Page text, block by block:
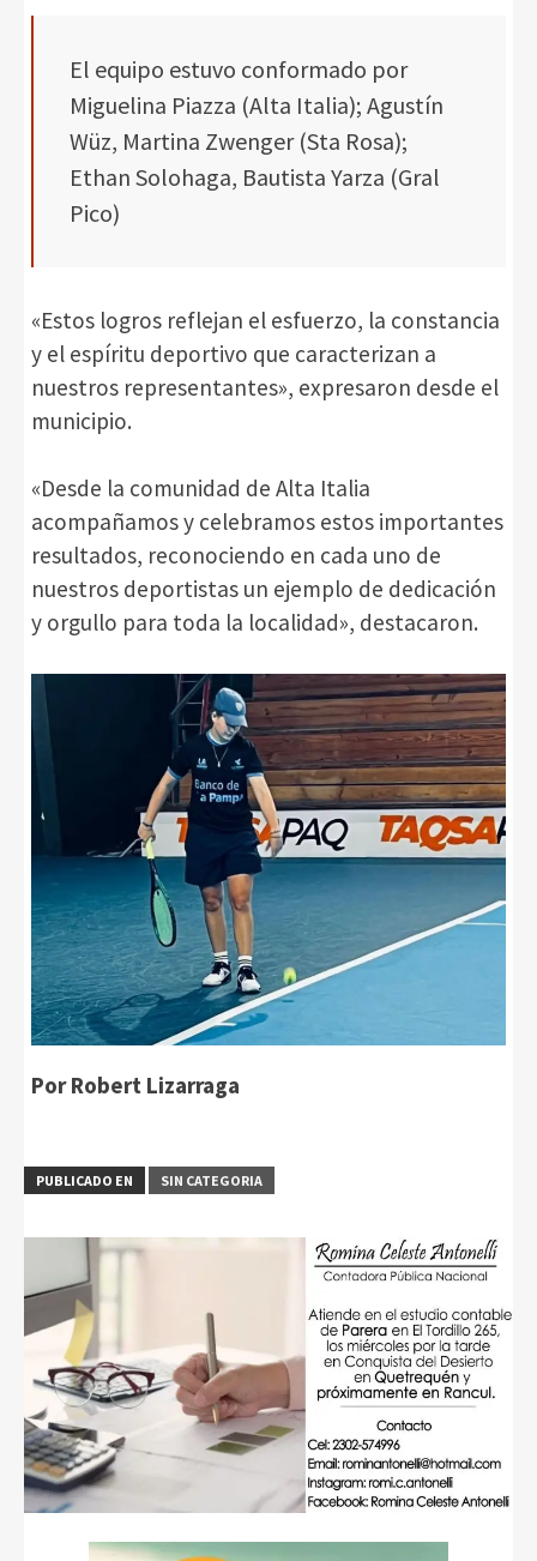
El equipo estuvo conformado por
Miguelina Piazza (Alta Italia); Agustín
Wüz, Martina Zwenger (Sta Rosa);
Ethan Solohaga, Bautista Yarza (Gral
Pico)
«Estos logros reflejan el esfuerzo, la constancia
y el espíritu deportivo que caracterizan a
nuestros representantes», expresaron desde el
municipio.
«Desde la comunidad de Alta Italia
acompañamos y celebramos estos importantes
resultados, reconociendo en cada uno de
nuestros deportistas un ejemplo de dedicación
y orgullo para toda la localidad», destacaron.
Por Robert Lizarraga
PUBLICADO EN SIN CATEGORIA